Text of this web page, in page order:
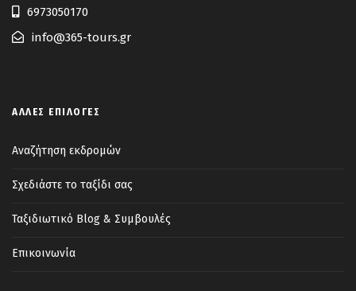
6973050170
info@365-tours.gr
ΆΛΛΕΣ ΕΠΙΛΟΓΈΣ
Αναζήτηση εκδρομών
Σχεδιάστε το ταξίδι σας
Ταξιδιωτικό Blog & Συμβουλές
Επικοινωνία